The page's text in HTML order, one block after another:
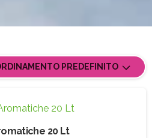
PREDEFINITO
20 Lt